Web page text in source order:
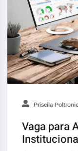
Priscila
Vaga para